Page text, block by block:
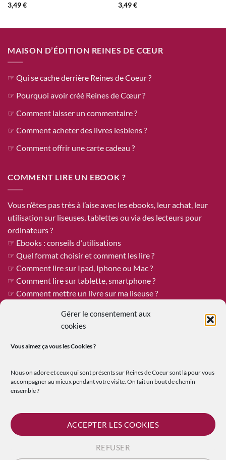
Gérer le consentement aux
cookies
Vous aimez ça vous lesCookies ?
Nous on adore et ceux qui sont présents sur Reines de Coeur sont là pour vous
accompagner au mieux pendant votre visite. On fait un bout de chemin
ensemble ?
ACCEPTER LES COOKIES
REFUSER
Note
3,49€ Note
3,49€
MAISON D’ÉDITION REINES DE CŒUR
☞ Qui se cache derrière Reines de Coeur ?
☞ Pourquoi avoir créé Reines de Cœur ?
☞ Comment laisser un commentaire ?
☞ Comment acheter des livres lesbiens ?
☞ Comment offrir une carte cadeau ?
COMMENT LIRE UN EBOOK ?
Vous n’êtes pas très à l’aise avec les ebooks, leur achat, leur
utilisation sur liseuses, tablettes ou via des lecteurs pour
ordinateurs ?
☞ Ebooks : conseils d’utilisations
☞ Quel format choisir et comment les lire ?
☞ Comment lire sur Ipad, Iphone ou Mac ?
☞ Comment lire sur tablette, smartphone ?
☞ Comment mettre un livre sur ma liseuse ?
ÊTRE PUBLIÉE CHEZ REINES DE COEUR
publier !
Vous êtes un.e auteur.e qui recherche une maison d’édition
ouverte où le travail et les échanges humains sont au premier
☞